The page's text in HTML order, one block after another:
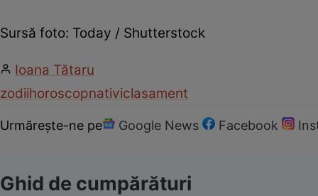
Sursă foto: Today / Shutterstock
Ioana Tătaru
zodiihoroscopnativiclasament
Urmărește-ne pe Google News Facebook
Ghid de cumpărături